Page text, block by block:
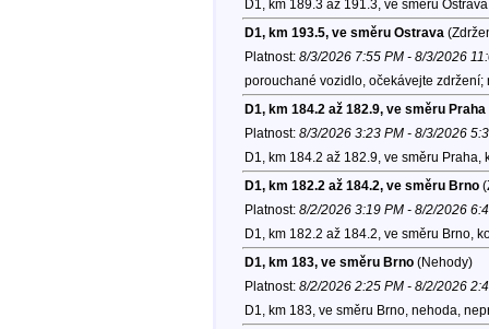
D1, km 189.3 až 191.3, ve směru
D1, km 193.5, ve směru Ostrava
Platnost: 8/3/2026 7:55 PM - 8/3/2026
porouchané vozidlo, očekávejte
D1, km 184.2 až 182.9, ve směru Praha
Platnost: 8/3/2026 3:23 PM - 8/3/2026
D1, km 184.2 až 182.9, ve směru Praha,
D1, km 182.2 až 184.2, ve směru Brno
Platnost: 8/2/2026 3:19 PM - 8/2/2026
D1, km 182.2 až 184.2, ve směru Brno,
D1, km 183, ve směru Brno(Nehody)
Platnost: 8/2/2026 2:25 PM - 8/2/2026
D1, km 183, ve směru Brno, nehoda,